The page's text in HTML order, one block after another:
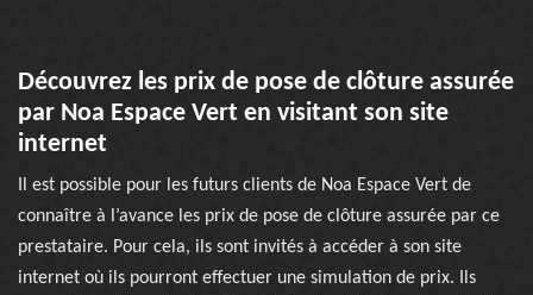
Découvrez les prix de pose de clôture assurée
par Noa Espace Vert en visitant son site
internet
Il est possible pour les futurs clients de Noa Espace Vert de
connaître à l’avance les prix de pose de clôture assurée par ce
prestataire. Pour cela, ils sont invités à accéder à son site
internet où ils pourront effectuer une simulation de prix. Ils